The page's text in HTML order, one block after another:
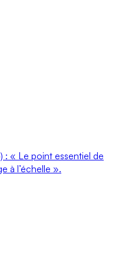
: « Le point essentiel de
à l’échelle ».